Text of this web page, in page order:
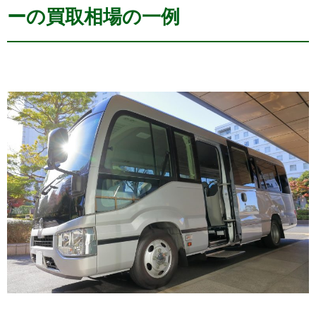
ーの買取相場の一例